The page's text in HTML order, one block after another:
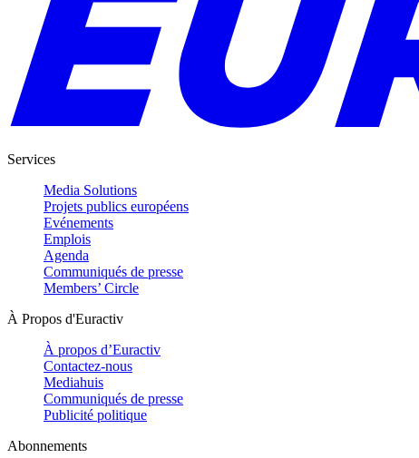
Services
Media Solutions
Projets publics européens
Evénements
Emplois
Agenda
Communiqués de presse
Members’ Circle
À Propos d'Euractiv
À propos d’Euractiv
Contactez-nous
Mediahuis
Communiqués de presse
Publicité politique
Abonnements